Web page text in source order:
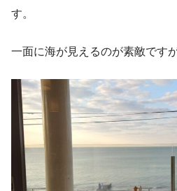
す。
一面に海が見えるのが素敵です